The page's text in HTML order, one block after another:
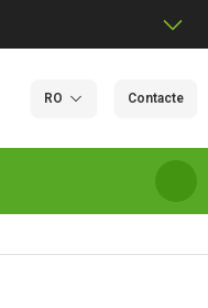
RO Contacte